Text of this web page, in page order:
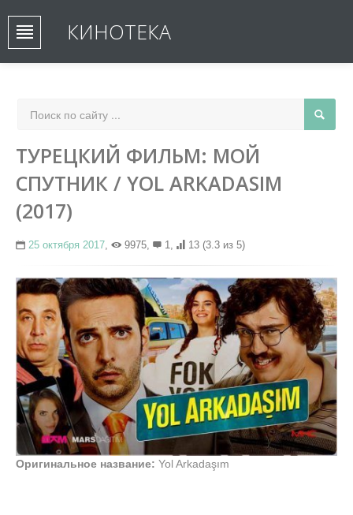
КИНОТЕКА
ТУРЕЦКИЙ ФИЛЬМ: МОЙ
СПУТНИК / YOL ARKADASIM
(2017)
25 октября 2017, 9975, 1, 13 (3.3 из 5)
Оригинальное название: Yol Arkadaşım